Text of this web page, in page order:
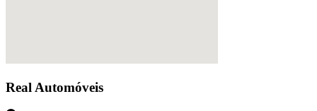
Real Automóveis